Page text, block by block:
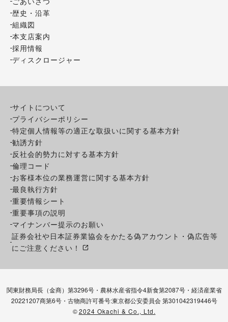
歴史・沿革
組織図
本支店案内
採用情報
ディスクロージャー
サイトについて
プライバシーポリシー
特定個人情報等の適正な取扱いに関する基本方針
勧誘方針
反社会的勢力に対する基本方針
倫理コード
お客様本位の業務運営に関する基本方針
最良執行方針
重要情報シート
重要事項の説明
マイナンバー提示のお願い
証券会社や日本証券業協会をかたる偽アカウント・偽広告等
にご注意ください！
関東財務局長（金商）第3296号・農林水産省指令4新食第2087号・経済産業省
20221207商第6号・古物商許可番号:東京都公安委員会 第301042319446号
©2024 Okachi & Co., Ltd.